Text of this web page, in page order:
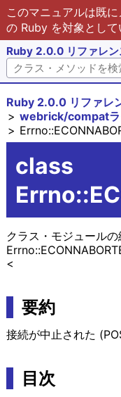
このマニュアルは既
の Ruby を対象として
Ruby 2.0.0 リファレン
Ruby 2.0.0 リファレ
webrick/compatラ
class
クラス・モジュール
要約
接続が中止された
目次